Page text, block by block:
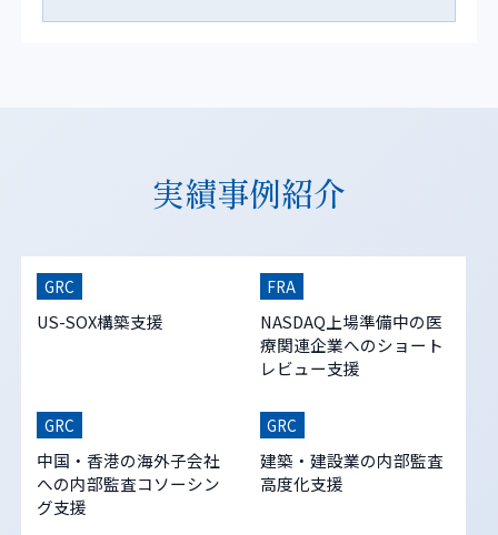
実績事例紹介
GRC
US-SOX構築支援
FRA
NASDAQ上場準備中の医
療関連企業へのショート
レビュー支援
GRC
中国・香港の海外子会社
への内部監査コソーシン
グ支援
GRC
建築・建設業の内部監査
高度化支援